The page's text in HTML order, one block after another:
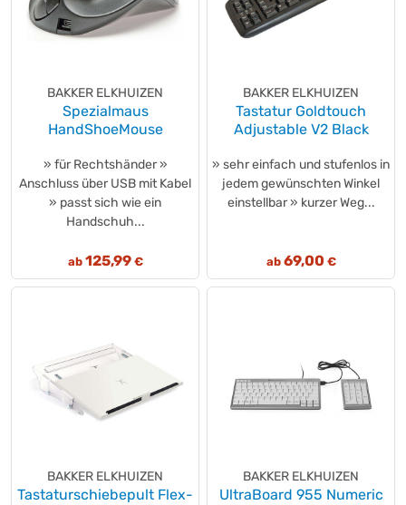
BAKKER ELKHUIZEN
Spezialmaus
HandShoeMouse
» für Rechtshänder »
Anschluss über USB mit Kabel
» passt sich wie ein
Handschuh...
ab 125,99€
BAKKER ELKHUIZEN
Tastatur Goldtouch
Adjustable V2 Black
» sehr einfach und stufenlos in
jedem gewünschten Winkel
einstellbar » kurzer Weg...
ab 69,00 €
BAKKER ELKHUIZEN
Tastaturschiebepult Flex-
BAKKER ELKHUIZEN
UltraBoard 955 Numeric